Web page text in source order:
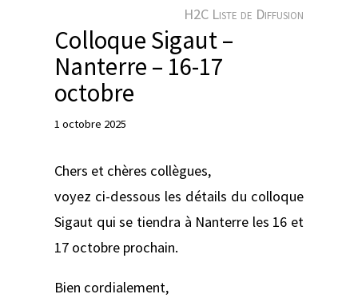
H2C Liste de Diffusion
Colloque Sigaut –
Nanterre – 16-17
octobre
1 octobre 2025
Chers et chères collègues,
voyez ci-dessous les détails du colloque
Sigaut qui se tiendra à Nanterre les 16 et
17 octobre prochain.
Bien cordialement,